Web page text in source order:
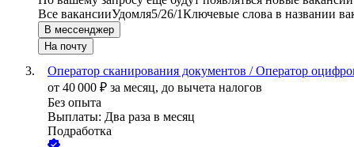
Все вакансииУдомля5/26/1Ключевые слова в названии
В мессенджер
На почту
Оператор сканирования документов / Оператор
от 40 000 ₽ за месяц, до вычета налогов
Без опыта
Выплаты: Два раза в месяц
Подработка